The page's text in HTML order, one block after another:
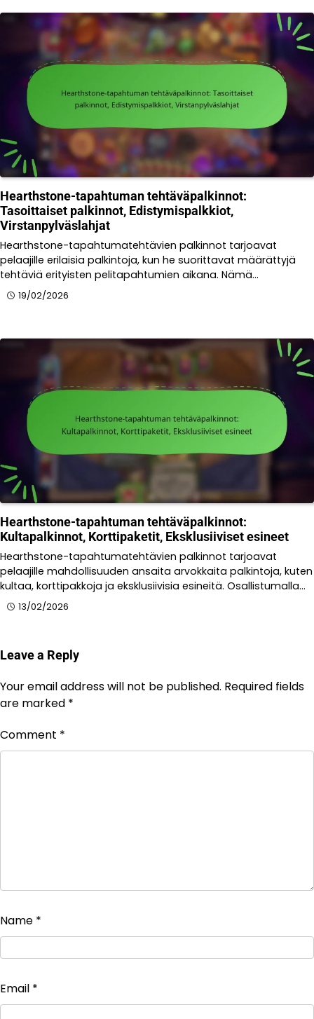
Hearthstone-tapahtuman tehtäväpalkinnot:
Tasoittaiset palkinnot, Edistymispalkkiot,
Virstanpylväslahjat
Hearthstone-tapahtumatehtävien palkinnot tarjoavat
pelaajille erilaisia palkintoja, kun he suorittavat määrättyjä
tehtäviä erityisten pelitapahtumien aikana. Nämä…
19/02/2026
Hearthstone-tapahtuman tehtäväpalkinnot:
Kultapalkinnot, Korttipaketit, Eksklusiiviset esineet
Hearthstone-tapahtumatehtävien palkinnot tarjoavat
pelaajille mahdollisuuden ansaita arvokkaita palkintoja, kuten
kultaa, korttipakkoja ja eksklusiivisia esineitä. Osallistumalla…
13/02/2026
Leave a Reply
Your email address will not be published. Required fields
are marked *
Comment *
Name *
Email *